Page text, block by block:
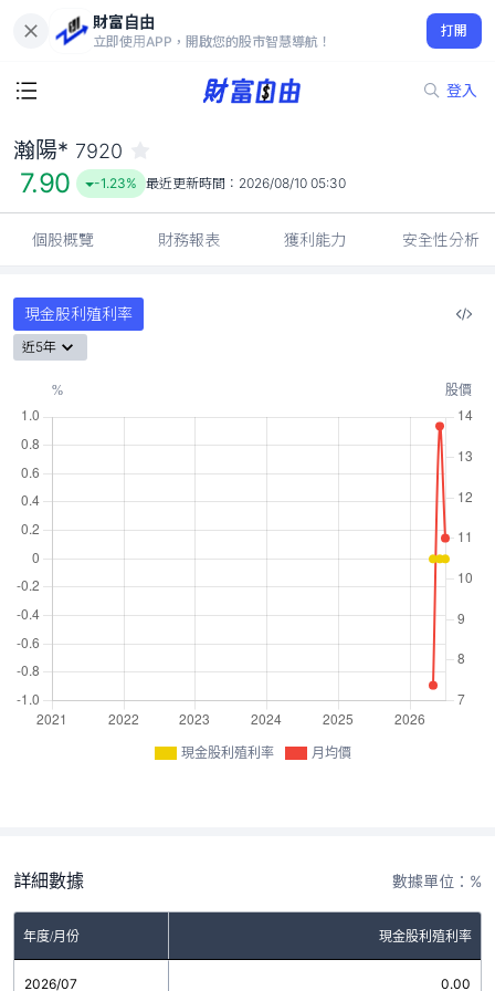
財富自由
立即使用APP，開啟您的股市智慧導航！
打開
登入
7.90
-1.23%
瀚陽* 7920
7.90 -1.23% 最近更新時間： 2026/08/10 05:30
個股概覽 財務報表 獲利能力 安全性分析
現金股利殖利率
近5年
現金股利殖利率 月均價
詳細數據 數據單位：%
年度/月份 現金股利殖利率
2026/07 0.00